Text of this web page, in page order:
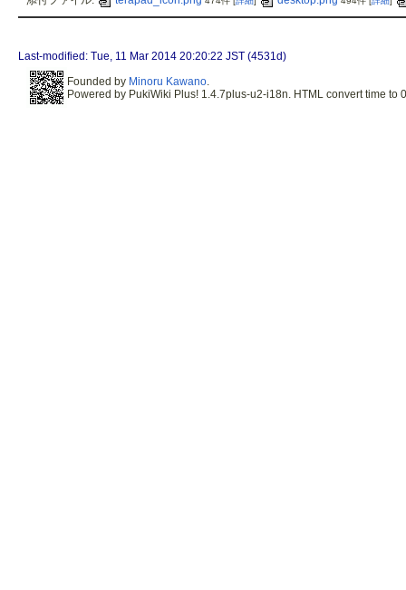
Last-modified: Tue, 11 Mar 2014 20:20:22 JST (4531d)
Founded by Minoru Kawano.
Powered by PukiWiki Plus! 1.4.7plus-u2-i18n. HTML convert time to